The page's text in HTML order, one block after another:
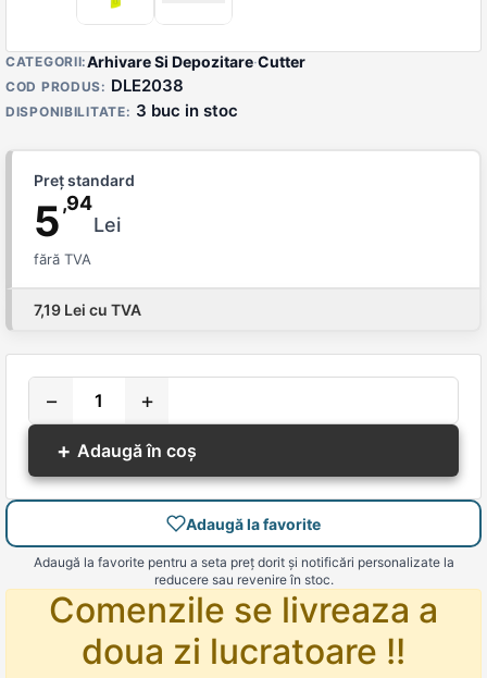
Detalii produs
CATEGORII:Arhivare Si Depozitare·Cutter
COD PRODUS: DLE2038
DISPONIBILITATE: 3 buc in stoc
Preț standard
5,94
Lei
fără TVA
7,19 Lei cu TVA
−
+
+ Adaugă în coș
Adaugă la favorite
Adaugă la favorite pentru a seta preț dorit și notificări personalizate la
reducere sau revenire în stoc.
Comenzile se livreaza a
doua zi lucratoare !!